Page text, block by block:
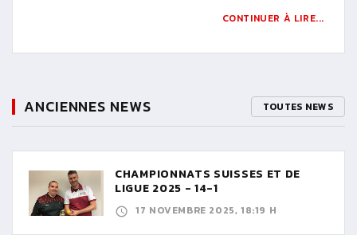
CONTINUER À LIRE...
ANCIENNES NEWS TOUTES NEWS
CHAMPIONNATS SUISSES ET DE
LIGUE 2025 - 14-1
17 NOVEMBRE 2025, 18:19 H